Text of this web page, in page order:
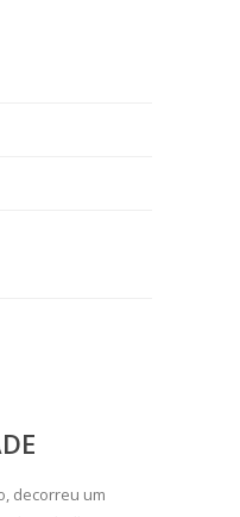
decorreu um